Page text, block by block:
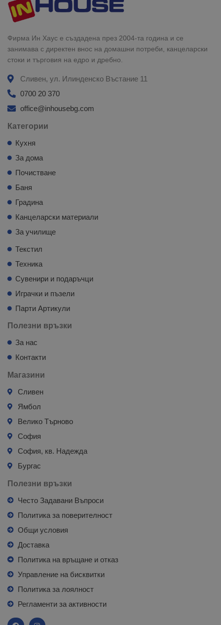
Фирма Ин Хаус е създадена през 2004-та година и се
занимава с директен внос на домашни потреби, канцеларски
стоки и търговия на едро и дребно.
Сливен, ул. Илинденско Въстание 11
0700 20 370
office@inhousebg.com
Категории
Кухня
За дома
Почистване
Баня
Градина
Канцеларски материали
За училище
Текстил
Техника
Сувенири и подаръчци
Играчки и пъзели
Парти Артикули
Полезни връзки
За нас
Контакти
Магазини
Сливен
Ямбол
Велико Търново
София
София, кв. Надежда
Бургас
Полезни връзки
Често Задавани Въпроси
Политика за поверителност
Общи условия
Доставка
Политика на връщане и отказ
Управление на бисквитки
Политика за лоялност
Регламенти за активности